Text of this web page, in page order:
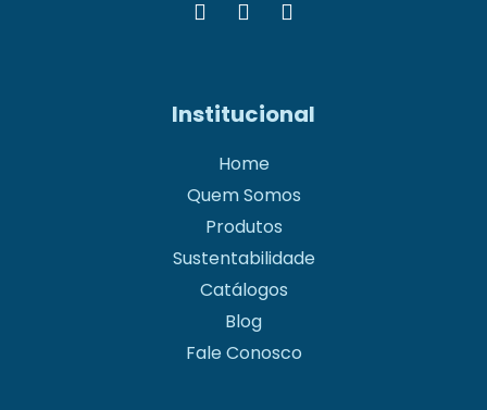
Institucional
Home
Quem Somos
Produtos
Sustentabilidade
Catálogos
Blog
Fale Conosco